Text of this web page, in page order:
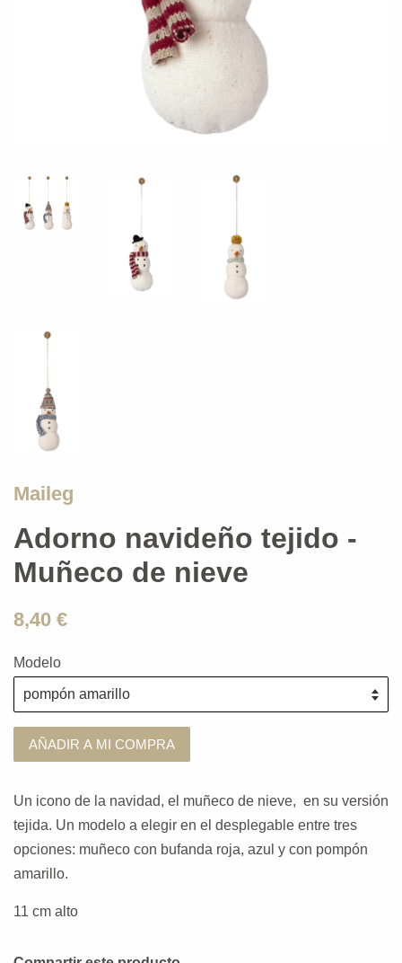
Maileg
Adorno navideño tejido -
Muñeco de nieve
8,40 €
Modelo
AÑADIR A MI COMPRA
Un icono de la navidad, el muñeco de nieve, en su versión
tejida. Un modelo a elegir en el desplegable entre tres
opciones: muñeco con bufanda roja, azul y con pompón
amarillo.
11 cm alto